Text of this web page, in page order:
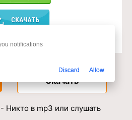
сервису
Скачать
Никто в mp3 или слушать
notifications
Discard Allow